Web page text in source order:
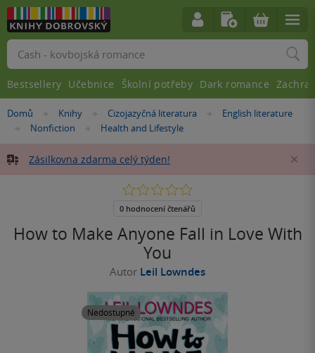
Nacházíte
Domů »Knihy »Cizojazyčná literatura »
English literature
»
Nonfiction »Health and Lifestyle
Zásilkovna zdarma celý týden!
How to Make Anyone Fall in Love With
You
Autor Leil Lowndes
Nedostupné
0.0
5
0 hodnocení čtenářů
Vyhledávání
Bestsellery Učebnice Školní potřeby Dark romance